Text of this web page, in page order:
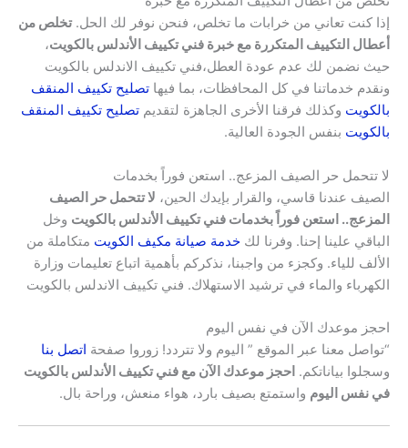
إذا كنت تعاني من خرابات ما تخلص، فنحن نوفر لك الحل.تخلص من
أعطال التكييف المتكررة مع خبرة فني تكييف الأندلس بالكويت،
حيث نضمن لك عدم عودة العطل،فني تكييف الاندلس بالكويت
ونقدم خدماتنا في كل المحافظات، بما فيها تصليح تكييف المنقف
بالكويت وكذلك فرقنا الأخرى الجاهزة لتقديم تصليح تكييف المنقف
بالكويت بنفس الجودة العالية.
لا تتحمل حر الصيف المزعج.. استعن فوراً بخدمات
الصيف عندنا قاسي، والقرار بإيدك الحين، لا تتحمل حر الصيف
المزعج.. استعن فوراً بخدمات فني تكييف الأندلس بالكويت وخل
الباقي علينا إحنا. وفرنا لك خدمة صيانة مكيف الكويت متكاملة من
الألف للياء. وكجزء من واجبنا، نذكركم بأهمية اتباع تعليمات وزارة
الكهرباء والماء في ترشيد الاستهلاك. فني تكييف الاندلس بالكويت
احجز موعدك الآن في نفس اليوم
“تواصل معنا عبر الموقع ” اليوم ولا تتردد! زوروا صفحة اتصل بنا
وسجلوا بياناتكم. احجز موعدك الآن مع فني تكييف الأندلس بالكويت
في نفس اليوم واستمتع بصيف بارد، هواء منعش، وراحة بال.